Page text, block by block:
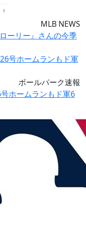
MLB NEWS
ーリー』さんの今季
ボールパーク速報
ホームランもド軍6